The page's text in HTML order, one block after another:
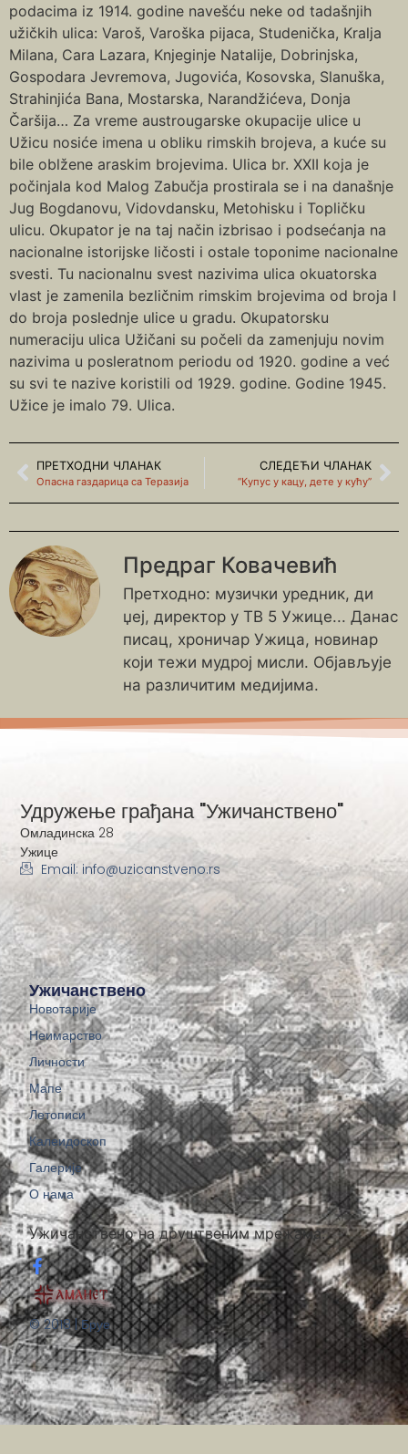
podacima iz 1914. godine navešću neke od tadašnjih
užičkih ulica: Varoš, Varoška pijaca, Studenička, Kralja
Milana, Cara Lazara, Knjeginje Natalije, Dobrinjska,
Gospodara Jevremova, Jugovića, Kosovska, Slanuška,
Strahinjića Bana, Mostarska, Narandžićeva, Donja
Čaršija… Za vreme austrougarske okupacije ulice u
Užicu nosiće imena u obliku rimskih brojeva, a kuće su
bile oblžene araskim brojevima. Ulica br. XXII koja je
počinjala kod Malog Zabučja prostirala se i na današnje
Jug Bogdanovu, Vidovdansku, Metohisku i Topličku
ulicu. Okupator je na taj način izbrisao i podsećanja na
nacionalne istorijske ličosti i ostale toponime nacionalne
svesti. Tu nacionalnu svest nazivima ulica okuatorska
vlast je zamenila bezličnim rimskim brojevima od broja I
do broja poslednje ulice u gradu. Okupatorsku
numeraciju ulica Užičani su počeli da zamenjuju novim
nazivima u posleratnom periodu od 1920. godine a već
su svi te nazive koristili od 1929. godine. Godine 1945.
Užice je imalo 79. Ulica.
ПРЕТХОДНИ ЧЛАНАК
Опасна газдарица са Теразија
СЛЕДЕЋИ ЧЛАНАК
“Купус у кацу, дете у кућу”
Предраг Ковачевић
Претходно: музички уредник, ди
џеј, директор у ТВ 5 Ужице... Данас
писац, хроничар Ужица, новинар
који тежи мудрој мисли. Објављује
на различитим медијима.
Ужичанствено на друштвеним мрежама:
© 2018 | Бруе
Ужичанствено
Новотарије
Неимарство
Личности
Мапе
Летописи
Калеидоскоп
Галерије
О нама
Удружење грађана "Ужичанствено"
Омладинска 28
Ужице
Email: info@uzicanstveno.rs